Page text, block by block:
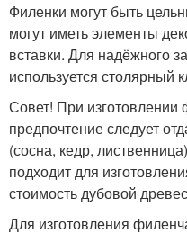
Филенки могут быть
могут иметь элементы
вставки. Для надёжного
используется столярный
Совет! При изготовлении
предпочтение следует
(сосна, кедр,
подходит для
стоимость дубовой
Для изготовления